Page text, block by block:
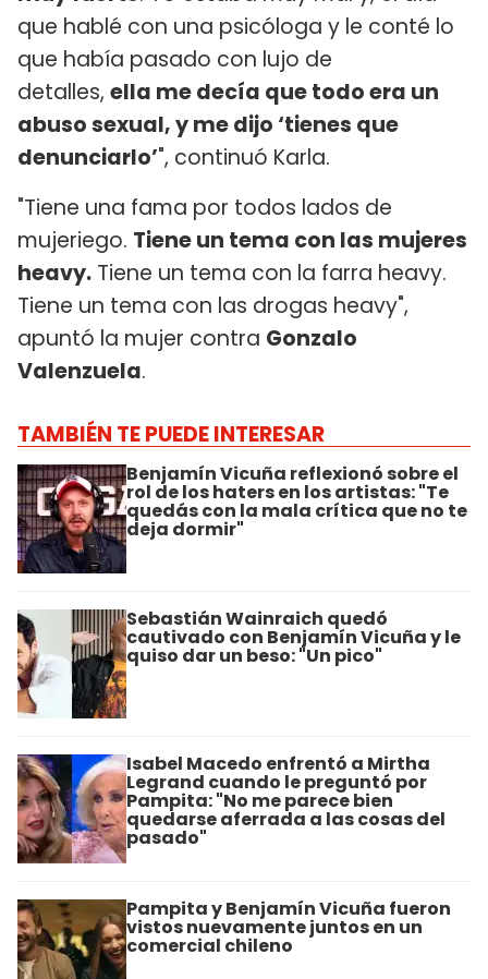
que hablé con una psicóloga y le conté lo
que había pasado con lujo de
detalles, ella me decía que todo era un
abuso sexual, y me dijo ‘tienes que
denunciarlo’", continuó Karla.
"Tiene una fama por todos lados de
mujeriego. Tiene un tema con las mujeres
heavy. Tiene un tema con la farra heavy.
Tiene un tema con las drogas heavy",
apuntó la mujer contra Gonzalo
Valenzuela.
TAMBIÉN TE PUEDE INTERESAR
Benjamín Vicuña reflexionó sobre el
rol de los haters en los artistas: "Te
quedás con la mala crítica que no te
deja dormir"
Sebastián Wainraich quedó
cautivado con Benjamín Vicuña y le
quiso dar un beso: "Un pico"
Isabel Macedo enfrentó a Mirtha
Legrand cuando le preguntó por
Pampita: "No me parece bien
quedarse aferrada a las cosas del
pasado"
Pampita y Benjamín Vicuña fueron
vistos nuevamente juntos en un
comercial chileno